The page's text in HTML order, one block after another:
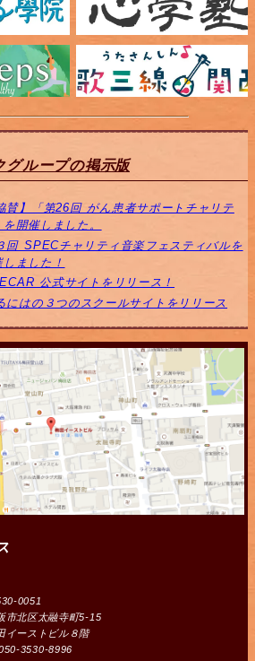
グループの掲示版
賛】「第26回 がん患者サポートチャリテ
を開催しました。
回 SPECチャリティ音楽フェスティバルを
しました！
公式サイトをリリース！
にはの３つのスクールサイトをリリース
0051
市北区太融寺町5-15
イーストビル８階
3530-8996